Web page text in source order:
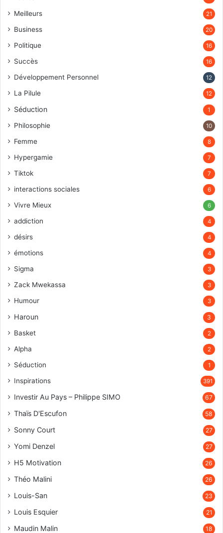
Meilleurs 21
Business 20
Politique 16
Succès 16
Développement Personnel 12
La Pilule 12
Séduction 1
Philosophie 10
Femme 8
Hypergamie 7
Tiktok 7
interactions sociales 6
Vivre Mieux 6
addiction 4
désirs 4
émotions 4
Sigma 3
Zack Mwekassa 3
Humour 3
Haroun 3
Basket 2
Alpha 2
Séduction 1
Inspirations 391
Investir Au Pays – Philippe SIMO 67
Thaïs D'Escufon 58
Sonny Court 27
Yomi Denzel 27
H5 Motivation 26
Théo Malini 26
Louis-San 23
Louis Esquier 21
Maudin Malin 18